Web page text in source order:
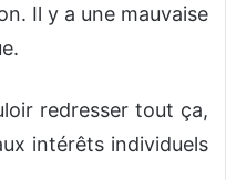
Il y a une mauvaise
redresser tout ça,
intérêts individuels